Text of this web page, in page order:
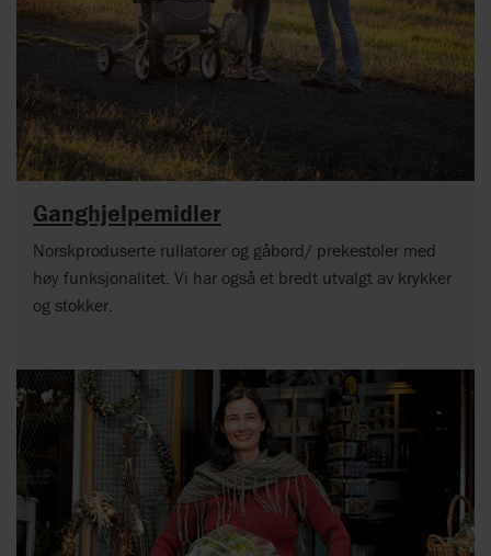
Ganghjelpemidler
Norskproduserte rullatorer og gåbord/ prekestoler med
høy funksjonalitet. Vi har også et bredt utvalgt av krykker
og stokker.